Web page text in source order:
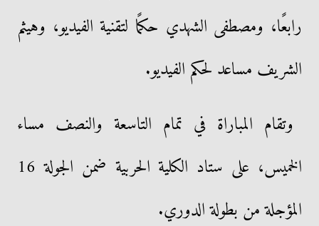
رابعًا، ومصطفى الشهدي حكمًا لتقنية الفيديو، وهيثم
الشريف مساعد لحكم الفيديو.
وتقام المباراة في تمام التاسعة والنصف مساء
الخميس، على ستاد الكلية الحربية ضمن الجولة 16
المؤجلة من بطولة الدوري.